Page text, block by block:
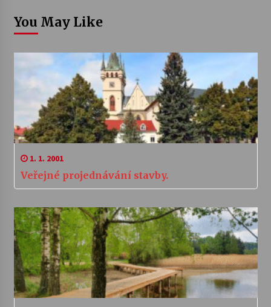
You May Like
1. 1. 2001
Veřejné projednávání stavby.